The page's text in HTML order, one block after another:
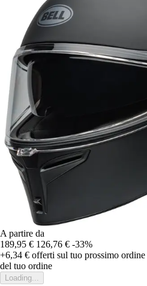
A partire da
189,95 € 126,76 € -33%
+6,34 € offerti sul tuo prossimo ordine
del tuo ordine
Loading...